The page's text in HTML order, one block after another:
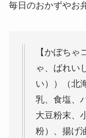
毎日のおかずやお
【かぼちゃ
ゃ、ばれい
い））（北
乳、食塩、
大豆粉末、
粉）、揚げ